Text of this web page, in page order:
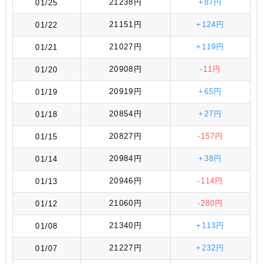
01/25 21238円 +87円
01/22 21151円 +124円
01/21 21027円 +119円
01/20 20908円 -11円
01/19 20919円 +65円
01/18 20854円 +27円
01/15 20827円 -157円
01/14 20984円 +38円
01/13 20946円 -114円
01/12 21060円 -280円
01/08 21340円 +113円
01/07 21227円 +232円